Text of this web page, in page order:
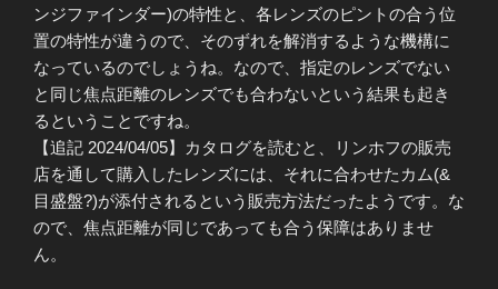
ンジファインダー)の特性と、各レンズのピントの合う位
置の特性が違うので、そのずれを解消するような機構に
なっているのでしょうね。なので、指定のレンズでない
と同じ焦点距離のレンズでも合わないという結果も起き
るということですね。
【追記 2024/04/05】カタログを読むと、リンホフの販売
店を通して購入したレンズには、それに合わせたカム(&
目盛盤?)が添付されるという販売方法だったようです。な
ので、焦点距離が同じであっても合う保障はありませ
ん。